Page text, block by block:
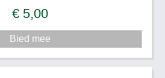
€ 5,00